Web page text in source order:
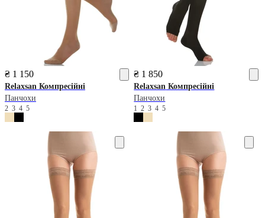
₴ 1 150
Relaxsan Компресійні
Панчохи
2 3 4 5
₴ 1 850
Relaxsan Компресійні
Панчохи
12345